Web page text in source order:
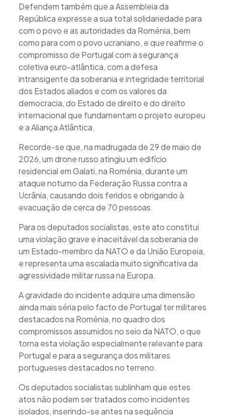
Defendem também que a Assembleia da
República expresse a sua total solidariedade para
com o povo e as autoridades da Roménia, bem
como para com o povo ucraniano, e que reafirme o
compromisso de Portugal com a segurança
coletiva euro-atlântica, com a defesa
intransigente da soberania e integridade territorial
dos Estados aliados e com os valores da
democracia, do Estado de direito e do direito
internacional que fundamentam o projeto europeu
e a Aliança Atlântica.
Recorde-se que, na madrugada de 29 de maio de
2026, um drone russo atingiu um edifício
residencial em Galati, na Roménia, durante um
ataque noturno da Federação Russa contra a
Ucrânia, causando dois feridos e obrigando à
evacuação de cerca de 70 pessoas.
Para os deputados socialistas, este ato constitui
uma violação grave e inaceitável da soberania de
um Estado-membro da NATO e da União Europeia,
e representa uma escalada muito significativa da
agressividade militar russa na Europa.
A gravidade do incidente adquire uma dimensão
ainda mais séria pelo facto de Portugal ter militares
destacados na Roménia, no quadro dos
compromissos assumidos no seio da NATO, o que
torna esta violação especialmente relevante para
Portugal e para a segurança dos militares
portugueses destacados no terreno.
Os deputados socialistas sublinham que estes
atos não podem ser tratados como incidentes
isolados, inserindo-se antes na sequência